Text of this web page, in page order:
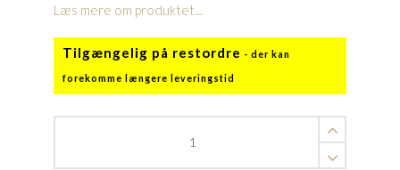
Læs mere om produktet...
Tilgængelig på restordre